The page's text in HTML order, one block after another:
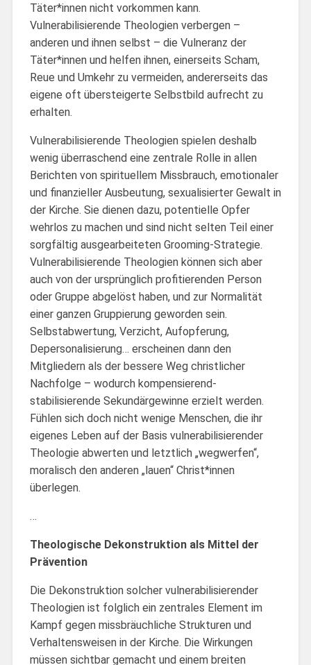
Täter*innen nicht vorkommen kann.
Vulnerabilisierende Theologien verbergen –
anderen und ihnen selbst – die Vulneranz der
Täter*innen und helfen ihnen, einerseits Scham,
Reue und Umkehr zu vermeiden, andererseits das
eigene oft übersteigerte Selbstbild aufrecht zu
erhalten.
Vulnerabilisierende Theologien spielen deshalb
wenig überraschend eine zentrale Rolle in allen
Berichten von spirituellem Missbrauch, emotionaler
und finanzieller Ausbeutung, sexualisierter Gewalt in
der Kirche. Sie dienen dazu, potentielle Opfer
wehrlos zu machen und sind nicht selten Teil einer
sorgfältig ausgearbeiteten Grooming-Strategie.
Vulnerabilisierende Theologien können sich aber
auch von der ursprünglich profitierenden Person
oder Gruppe abgelöst haben, und zur Normalität
einer ganzen Gruppierung geworden sein.
Selbstabwertung, Verzicht, Aufopferung,
Depersonalisierung… erscheinen dann den
Mitgliedern als der bessere Weg christlicher
Nachfolge – wodurch kompensierend-
stabilisierende Sekundärgewinne erzielt werden.
Fühlen sich doch nicht wenige Menschen, die ihr
eigenes Leben auf der Basis vulnerabilisierender
Theologie abwerten und letztlich „wegwerfen“,
moralisch den anderen „lauen“ Christ*innen
überlegen.
…
Theologische Dekonstruktion als Mittel der
Prävention
Die Dekonstruktion solcher vulnerabilisierender
Theologien ist folglich ein zentrales Element im
Kampf gegen missbräuchliche Strukturen und
Verhaltensweisen in der Kirche. Die Wirkungen
müssen sichtbar gemacht und einem breiten